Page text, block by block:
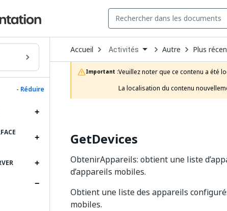
- Réduire
Accueil Open
Dropdown
to
choose
product
Activités Autre Plus
Important :Veuillez noter que ce contenu a été
La localisation du contenu
GetDevices
ObtenirAppareils: obtient une liste
d’appareils mobiles.
Obtient une liste des appareils
mobiles.